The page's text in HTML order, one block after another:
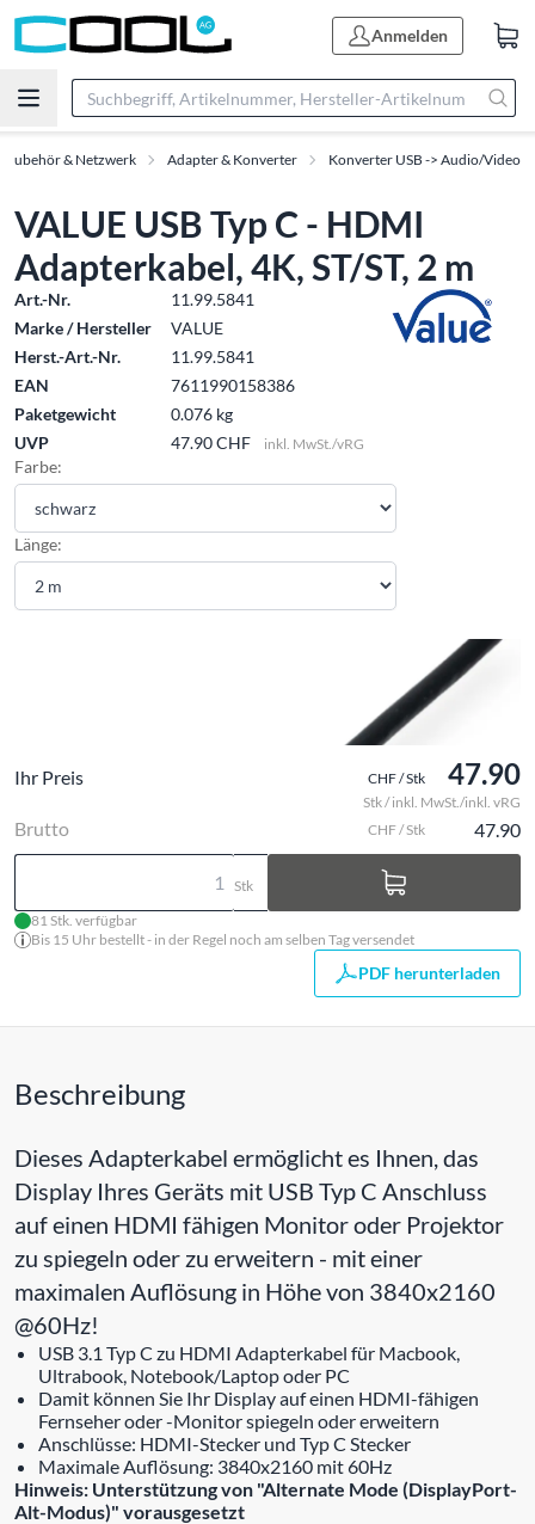
Anmelden
Zubehör & Netzwerk Adapter & Konverter Konverter USB -> Audio/Video
VALUE USB Typ C - HDMI
Adapterkabel, 4K, ST/ST, 2 m
Art.-Nr.
11.99.5841
Marke / Hersteller
VALUE
Herst.-Art.-Nr.
11.99.5841
EAN
7611990158386
Paketgewicht
0.076 kg
UVP
47.90 CHF inkl. MwSt./vRG
Farbe:
Länge:
Ihr Preis CHF / Stk 47.90
Stk / inkl. MwSt./inkl. vRG
Brutto CHF / Stk 47.90
Stk
81 Stk. verfügbar
Bis 15 Uhr bestellt - in der Regel noch am selben Tag versendet
PDF herunterladen
Beschreibung
Dieses Adapterkabel ermöglicht es Ihnen, das
Display Ihres Geräts mit USB Typ C Anschluss
auf einen HDMI fähigen Monitor oder Projektor
zu spiegeln oder zu erweitern - mit einer
maximalen Auflösung in Höhe von 3840x2160
@60Hz!
USB 3.1 Typ C zu HDMI Adapterkabel für Macbook,
Ultrabook, Notebook/Laptop oder PC
Damit können Sie Ihr Display auf einen HDMI-fähigen
Fernseher oder -Monitor spiegeln oder erweitern
Anschlüsse: HDMI-Stecker und Typ C Stecker
Maximale Auflösung: 3840x2160 mit 60Hz
Hinweis: Unterstützung von "Alternate Mode (DisplayPort-
Alt-Modus)" vorausgesetzt